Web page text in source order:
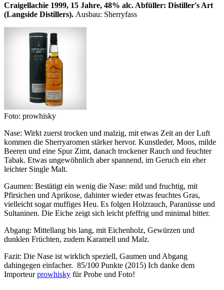
Craigellachie 1999, 15 Jahre, 48% alc. Abfüller: Distiller's Art
(Langside Distillers). Ausbau: Sherryfass
Foto: prowhisky
Nase: Wirkt zuerst trocken und malzig, mit etwas Zeit an der Luft
kommen die Sherryaromen stärker hervor. Kunstleder, Moos, milde
Beeren und eine Spur Zimt, danach trockener Rauch und feuchter
Tabak. Etwas ungewöhnlich aber spannend, im Geruch ein eher
leichter Single Malt.
Gaumen: Bestätigt ein wenig die Nase: mild und fruchtig, mit
Pfirsichen und Aprikose, dahinter wieder etwas feuchtes Gras,
vielleicht sogar muffiges Heu. Es folgen Holzrauch, Paranüsse und
Sultaninen. Die Eiche zeigt sich leicht pfeffrig und minimal bitter.
Abgang: Mittellang bis lang, mit Eichenholz, Gewürzen und
dunklen Früchten, zudem Karamell und Malz.
Fazit: Die Nase ist wirklich speziell, Gaumen und Abgang
dahingegen einfacher. 85/100 Punkte (2015) Ich danke dem
Importeurprowhisky für Probe und Foto!